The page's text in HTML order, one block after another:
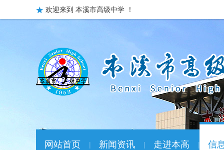
欢迎来到 本溪市高级中学 ！
网站首页 | 新闻资讯 | 走进本高 | 信